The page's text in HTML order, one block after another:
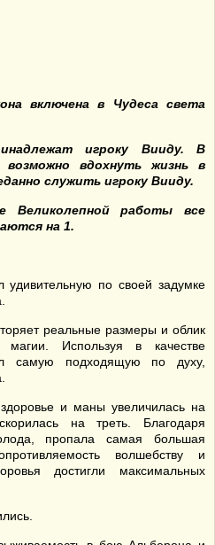
включена в Чудеса света
игроку Вииду. В
вдохнуть жизнь в
служить игроку Вииду.
Великолепной работы все
на 1.
по своей задумке
реальные размеры и облик
Используя в качестве
самую подходящую по духу,
и маны увеличилась на
на треть. Благодаря
пропала самая большая
волшебству и
достигли максимальных